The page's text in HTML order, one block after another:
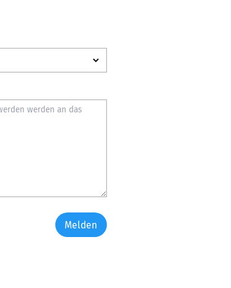
Melden